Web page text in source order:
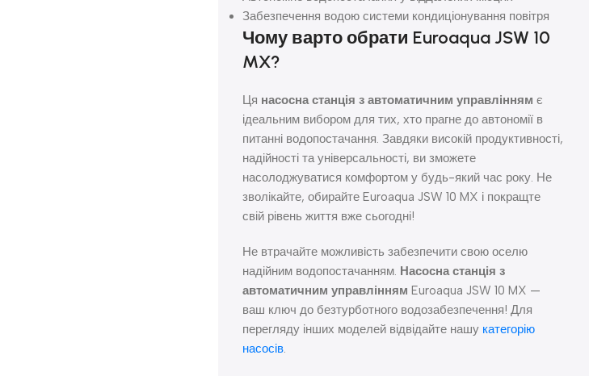
Забезпечення водою системи кондиціонування повітря
Чому варто обрати Euroaqua JSW 10
MX?
Ця насосна станція з автоматичним управлінням є
ідеальним вибором для тих, хто прагне до автономії в
питанні водопостачання. Завдяки високій продуктивності,
надійності та універсальності, ви зможете
насолоджуватися комфортом у будь-який час року. Не
зволікайте, обирайте Euroaqua JSW 10 MX і покращте
свій рівень життя вже сьогодні!
Не втрачайте можливість забезпечити свою оселю
надійним водопостачанням. Насосна станція з
автоматичним управлінням Euroaqua JSW 10 MX —
ваш ключ до безтурботного водозабезпечення! Для
перегляду інших моделей відвідайте нашу категорію
насосів